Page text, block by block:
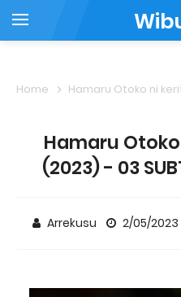
Home Hamaru Otoko ni
Hamaru
(2023) - 03
Arrekusu 2/05/2023